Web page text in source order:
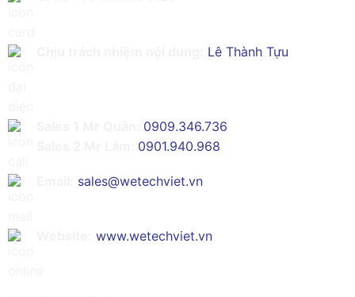
Lê Thành Tựu
0909.346.736
0901.940.968
sales@wetechviet.vn
www.wetechviet.vn